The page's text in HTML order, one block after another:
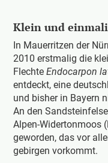
Klein und
In Mauerritzen der
2010 erstmalig die
Flechte Endocarpon
entdeckt, eine
und bisher in Bayern
An den
Alpen-Widertonmoos
geworden, das vor
gebirgen vorkommt.